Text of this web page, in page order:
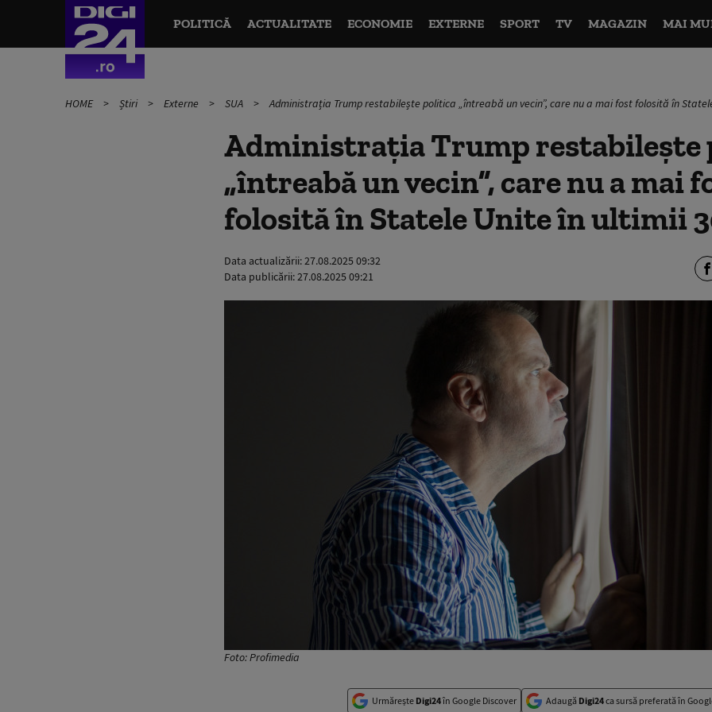
POLITICĂ ACTUALITATE ECONOMIE EXTERNE SPORT TV MAGAZIN MAI
HOME Știri Externe SUA Administrația Trump restabilește politica „întreabă un vecin”, care nu a mai fost folosită în
Administrația Trump restabilește
„întreabă un vecin”, care nu a mai
folosită în Statele Unite în ultimii
Data actualizării:27.08.2025 09:32
Data publicării:27.08.2025 09:21
Foto: Profimedia
Urmărește Digi24în Google Discover Adaugă Digi24ca sursă preferată în